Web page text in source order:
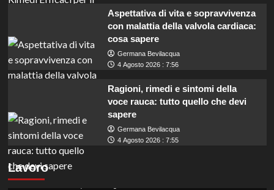
Aspettativa di vita e sopravvivenza
con malattia della valvola cardiaca:
cosa sapere
Germana Bevilacqua
4 Agosto 2026 : 7:56
Ragioni, rimedi e sintomi della
voce rauca: tutto quello che devi
sapere
Germana Bevilacqua
4 Agosto 2026 : 7:55
Lavoro
Concorso per diplomati: opportunità per
amministrativi all’Ordine Consiglio del Lavoro
di Bari.